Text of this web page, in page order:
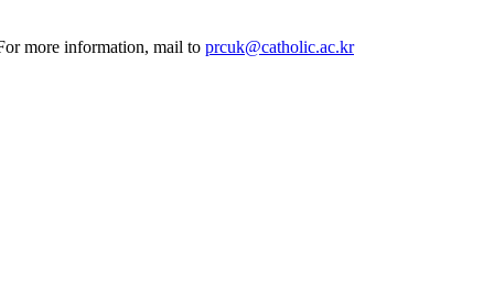
more information, mail to prcuk@catholic.ac.kr